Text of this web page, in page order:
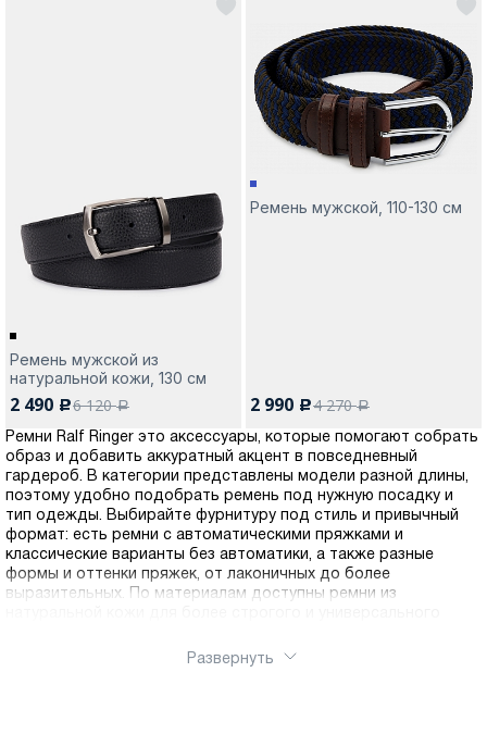
Ремень мужской из
натуральной кожи, 130 см
2 490 c6 120a
Ремень мужской, 110-130 см
2 990 c4 270a
Ремни Ralf Ringer это аксессуары, которые помогают собрать
образ и добавить аккуратный акцент в повседневный
гардероб. В категории представлены модели разной длины,
поэтому удобно подобрать ремень под нужную посадку и
тип одежды. Выбирайте фурнитуру под стиль и привычный
формат: есть ремни с автоматическими пряжками и
классические варианты без автоматики, а также разные
формы и оттенки пряжек, от лаконичных до более
выразительных. По материалам доступны ремни из
подойдут для активного дня и расслабленных сочетаний.
Развернуть